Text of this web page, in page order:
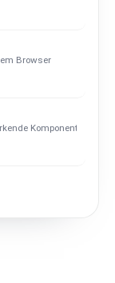
Browser
Komponenten auf